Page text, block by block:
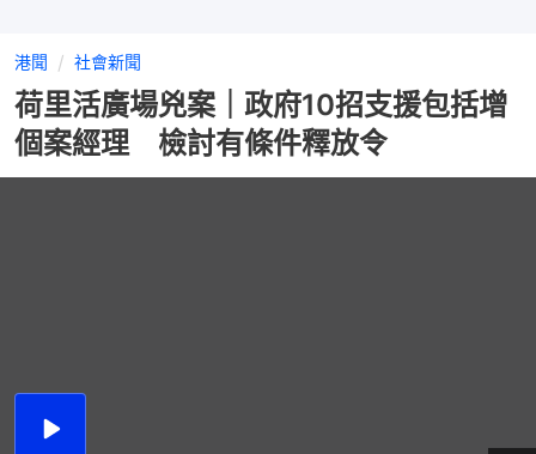
港聞 社會新聞
荷里活廣場兇案｜政府10招支援包括增
個案經理 檢討有條件釋放令
播